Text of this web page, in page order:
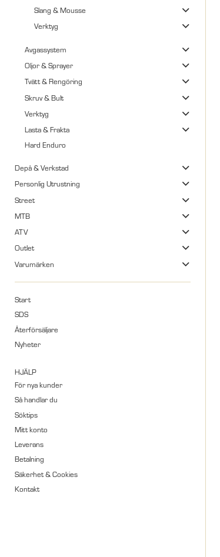
Slang & Mousse
Verktyg
Avgassystem
Oljor & Sprayer
Tvätt & Rengöring
Skruv & Bult
Verktyg
Lasta & Frakta
Hard Enduro
Depå & Verkstad
Personlig Utrustning
Street
MTB
ATV
Outlet
Varumärken
Start
SDS
Återförsäljare
Nyheter
HJÄLP
För nya kunder
Så handlar du
Söktips
Mitt konto
Leverans
Betalning
Säkerhet & Cookies
Kontakt